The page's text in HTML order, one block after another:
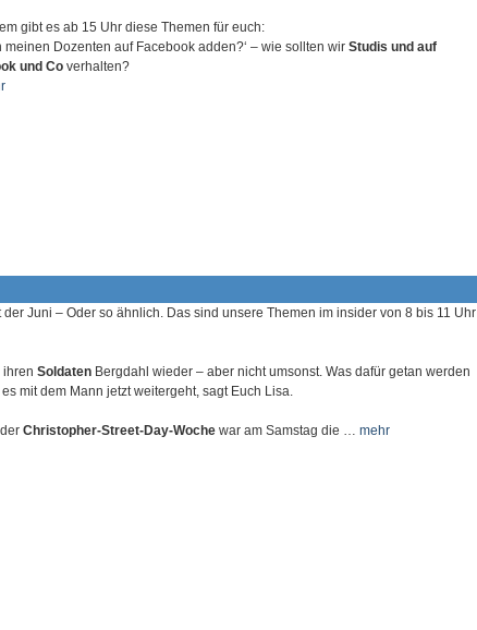
gibt es ab 15 Uhr diese Themen für euch:
meinen Dozenten auf Facebook adden?‘ – wie sollten wir Studis und auf
und Co verhalten?
der Juni – Oder so ähnlich. Das sind unsere Themen im insider von 8 bis 11 Uhr
ihren Soldaten Bergdahl wieder – aber nicht umsonst. Was dafür getan werden
mit dem Mann jetzt weitergeht, sagt Euch Lisa.
Christopher-Street-Day-Woche war am Samstag die … mehr